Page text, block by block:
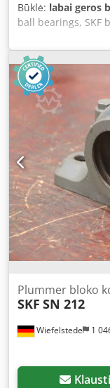
Būklė: labai geros
ball bearings, SKF
bearings, needle
housing washer -
washer for
Unused, original
Outer diameter:
163x bearing
pcs €14 each /
90/90/H20 mm
Wiefelstede 1
Plummer bloko
SKF SN 212
Klausti